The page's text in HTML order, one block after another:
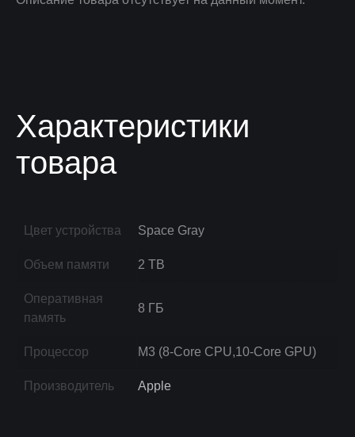
Характеристики
товара
Цвет устройства Space Gray
Объем памяти 2 TB
Оперативная
память
8 ГБ
Процессор M3 (8-Core CPU,10-Core GPU)
Производитель Apple